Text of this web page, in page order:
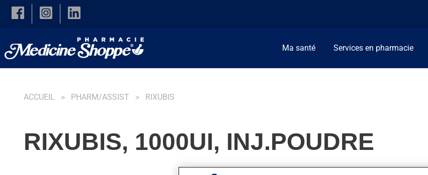
Skip to main content
Ma santé Services en pharmacie
ACCUEIL PHARM/ASSIST RIXUBIS
RIXUBIS, 1000UI, INJ.POUDRE